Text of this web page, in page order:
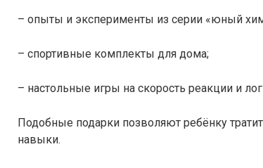
– опыты и эксперименты из серии «юный
– спортивные комплекты для дома;
– настольные игры на скорость реакции и
Подобные подарки позволяют ребёнку
навыки.